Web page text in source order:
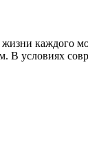
каждого
В условиях